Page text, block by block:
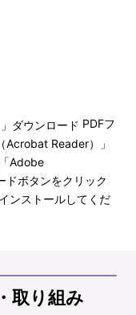
PDFフ
Acrobat Reader）」
Adobe
ボタンをクリック
ンストールしてくだ
取り組み